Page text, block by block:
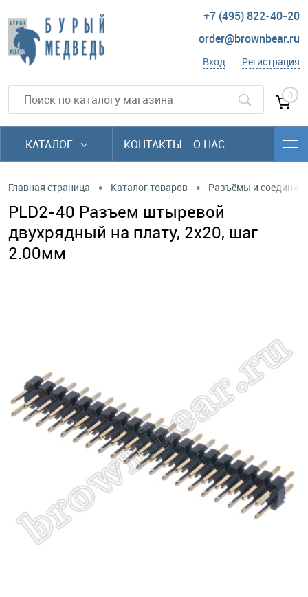
+7 (495) 822-40-20
order@brownbear.ru
Вход Регистрация
0
КАТАЛОГ КОНТАКТЫ О НАС
Главная страница • Каталог товаров • Разъёмы и
PLD2-40 Разъем штыревой
двухрядный на плату, 2х20, шаг
2.00мм